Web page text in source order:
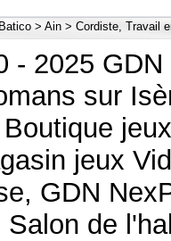
> Ain > Cordiste, Travail
- 2025
sur
Boutique
jeux
, GDN
Salon de